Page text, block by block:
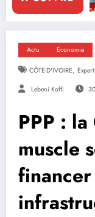
Actu Economie
CÔTE-D'IVOIRE,
Lebeni Koffi
PPP :
muscle